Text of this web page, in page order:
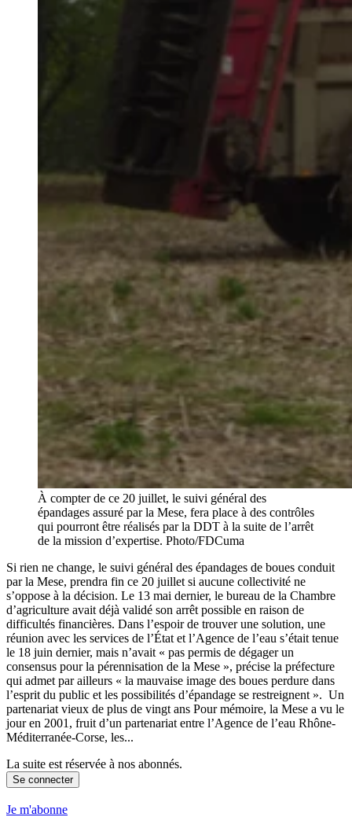
À compter de ce 20 juillet, le suivi général des
épandages assuré par la Mese, fera place à des contrôles
qui pourront être réalisés par la DDT à la suite de l’arrêt
de la mission d’expertise. Photo/FDCuma
Si rien ne change, le suivi général des épandages de boues conduit
par la Mese, prendra fin ce 20 juillet si aucune collectivité ne
s’oppose à la décision. Le 13 mai dernier, le bureau de la Chambre
d’agriculture avait déjà validé son arrêt possible en raison de
difficultés financières. Dans l’espoir de trouver une solution, une
réunion avec les services de l’État et l’Agence de l’eau s’était tenue
le 18 juin dernier, mais n’avait « pas permis de dégager un
consensus pour la pérennisation de la Mese », précise la préfecture
qui admet par ailleurs « la mauvaise image des boues perdure dans
l’esprit du public et les possibilités d’épandage se restreignent ». Un
partenariat vieux de plus de vingt ans Pour mémoire, la Mese a vu le
jour en 2001, fruit d’un partenariat entre l’Agence de l’eau Rhône-
Méditerranée-Corse, les...
La suite est réservée à nos abonnés.
Se connecter
Je m'abonne